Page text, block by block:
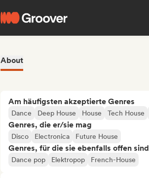
About
Am häufigsten akzeptierte Genres
Dance Deep House House Tech House
Genres, die er/sie mag
Disco Electronica Future House
Genres, für die sie ebenfalls offen sind
Dance pop Elektropop French-House